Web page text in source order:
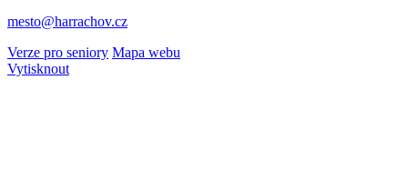
mesto@harrachov.cz
Verze pro seniory Mapa webu
Vytisknout